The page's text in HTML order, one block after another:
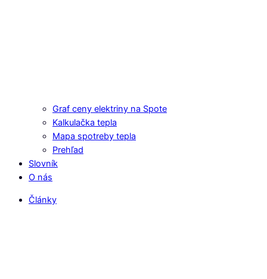
Graf ceny elektriny na Spote
Kalkulačka tepla
Mapa spotreby tepla
Prehľad
Slovník
O nás
Články